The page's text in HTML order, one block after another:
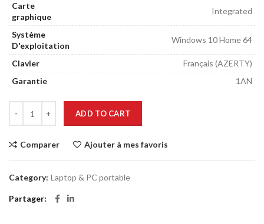
Carte
graphique
Integrated
Système
D'exploitation
Windows 10 Home 64
Clavier
Français (AZERTY)
Garantie
1AN
ADD TO CART
Comparer Ajouter à mes favoris
Category: Laptop & PC portable
Partager